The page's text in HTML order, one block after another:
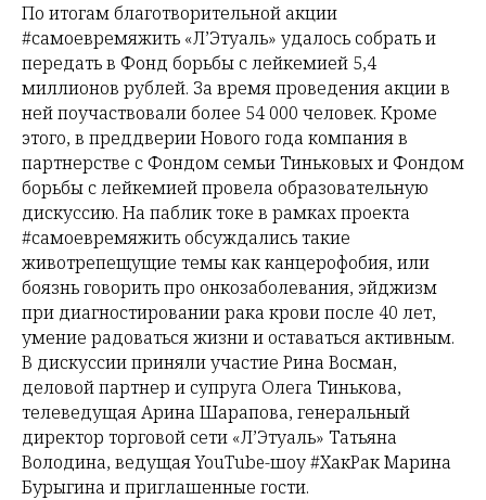
По итогам благотворительной акции
#самоевремяжить «Л’Этуаль» удалось собрать и
передать в Фонд борьбы с лейкемией 5,4
миллионов рублей. За время проведения акции в
ней поучаствовали более 54 000 человек. Кроме
этого, в преддверии Нового года компания в
партнерстве с Фондом семьи Тиньковых и Фондом
борьбы с лейкемией провела образовательную
дискуссию. На паблик токе в рамках проекта
#самоевремяжить обсуждались такие
животрепещущие темы как канцерофобия, или
боязнь говорить про онкозаболевания, эйджизм
при диагностировании рака крови после 40 лет,
умение радоваться жизни и оставаться активным.
В дискуссии приняли участие Рина Восман,
деловой партнер и супруга Олега Тинькова,
телеведущая Арина Шарапова, генеральный
директор торговой сети «Л’Этуаль» Татьяна
Володина, ведущая YouTube-шоу #ХакРак Марина
Бурыгина и приглашенные гости.